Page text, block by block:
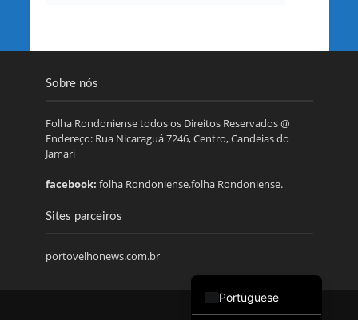
Sobre nós
Folha Rondoniense todos os Direitos Reservados @
Endereço: Rua Nicaraguá 7246, Centro, Candeias do
Jamari
facebook: folha Rondoniense.folha Rondoniense.
Sites parceiros
portovelhonews.com.br
Portuguese